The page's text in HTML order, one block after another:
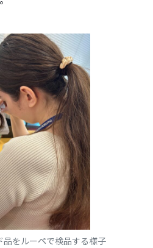
品をルーペで検品する様子